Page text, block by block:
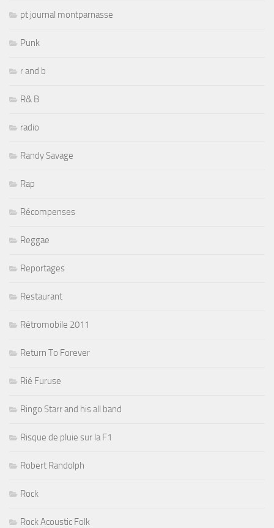
pt journal montparnasse
Punk
r and b
R& B
radio
Randy Savage
Rap
Récompenses
Reggae
Reportages
Restaurant
Rétromobile 2011
Return To Forever
Rié Furuse
Ringo Starr and his all band
Risque de pluie sur la F1
Robert Randolph
Rock
Rock Acoustic Folk